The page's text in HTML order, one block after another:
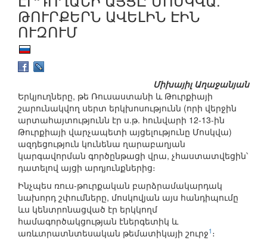
ԹՈՒՐՔԵՐՆ ԱՎԵԼԻՆ ԷԻՆ
ՈՒԶՈՒՄ
Միխայիլ Աղաջանյան
Երկյուղները, թե Ռուսաստանի և Թուրքիայի
շարունակվող սերտ երկխոսությունն (որի վերջին
արտահայտությունն էր ս.թ. հունվարի 12-13-ին
Թուրքիայի վարչապետի այցելությունը Մոսկվա)
ազդեցություն կունենա ղարաբաղյան
կարգավորման գործընթացի վրա, չհաստատվեցին՝
դատելով այցի արդյունքներից։
Ինչպես ռուս-թուրքական բարձրամակարդակ
նախորդ շփումները, մոսկովյան այս հանդիպումը
ևս կենտրոնացված էր երկկողմ
համագործակցության էներգետիկ և
առևտրատնտեսական թեմատիկայի շուրջ1 ։